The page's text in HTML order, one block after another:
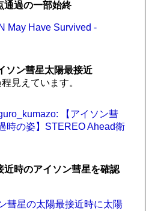
通過の一部始終
May Have Survived -
ソン彗星太陽最接近
見えています。
【アイソン彗
時の姿】STEREO Ahead衛
近時のアイソン彗星を確認
彗星の太陽最接近時に太陽